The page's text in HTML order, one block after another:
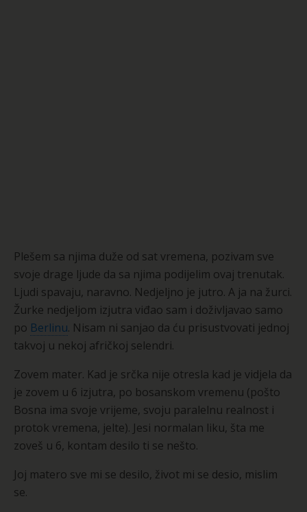
Plešem sa njima duže od sat vremena, pozivam sve
svoje drage ljude da sa njima podijelim ovaj trenutak.
Ljudi spavaju, naravno. Nedjeljno je jutro. A ja na žurci.
Žurke nedjeljom izjutra viđao sam i doživljavao samo
po Berlinu. Nisam ni sanjao da ću prisustvovati jednoj
takvoj u nekoj afričkoj selendri.
Zovem mater. Kad je srčka nije otresla kad je vidjela da
je zovem u 6 izjutra, po bosanskom vremenu (pošto
Bosna ima svoje vrijeme, svoju paralelnu realnost i
protok vremena, jelte). Jesi normalan liku, šta me
zoveš u 6, kontam desilo ti se nešto.
Joj matero sve mi se desilo, život mi se desio, mislim
se.